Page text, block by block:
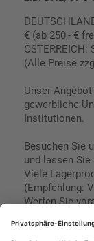
€ (ab 250,- €
ÖSTERREICH:
(Alle Preise
Unser
gewerbliche
Institutionen.
Besuchen Sie
und lassen
Viele
(Empfehlung:
Werfen Sie